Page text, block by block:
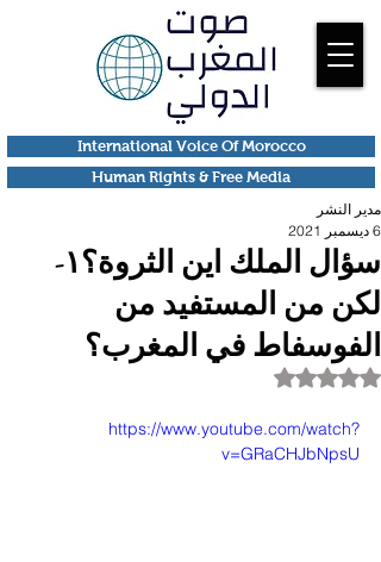
Human Rights & Free Media
International Voice Of Morocco
سؤال الملك اين الثروة؟١-
لكن من المستفيد من
الفوسفاط في المغرب؟
مدير النشر
6 ديسمبر 2021
تم التقييم بـ ليس رقمًا من أصل 5 نجوم.
https://www.youtube.com/watch?
v=GRaCHJbNpsU